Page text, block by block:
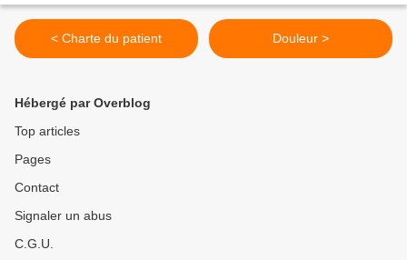
< Charte du patient Douleur >
Hébergé par Overblog
Top articles
Pages
Contact
Signaler un abus
C.G.U.